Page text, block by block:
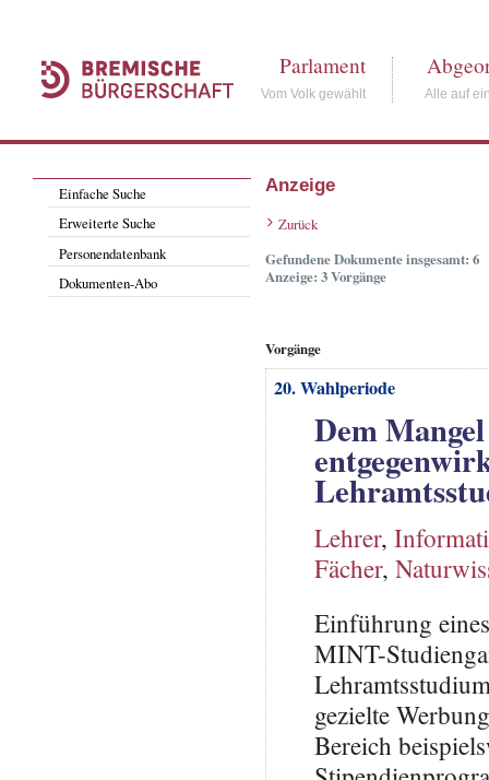
Parlament
Vom Volk gewählt Alle auf
Einfache Suche
Erweiterte Suche
Personendatenbank
Dokumenten-Abo
Anzeige
Zurück
Gefundene Dokumente insgesamt: 6
Anzeige: 3 Vorgänge
Vorgänge
20. Wahlperiode
Dem
Lehrer,
Fächer,
Einführung
MINT-
gezielte
Bereich